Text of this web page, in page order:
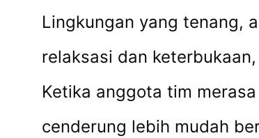
Lingkungan yang tenang,
relaksasi dan
Ketika anggota tim
cenderung lebih mudah